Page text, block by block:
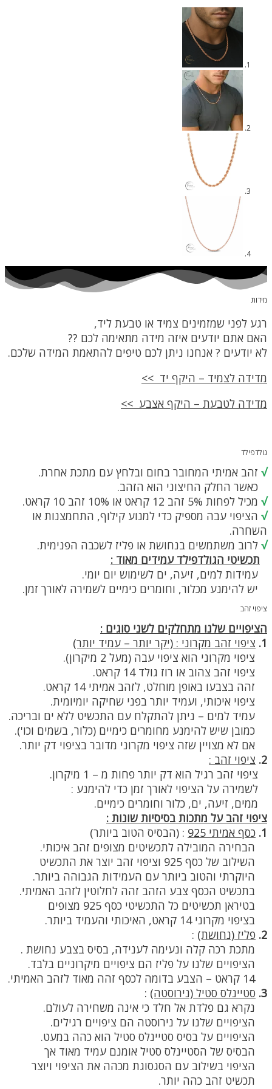
מידות
רגע לפני שמזמינים צמיד או טבעת ליד,
האם אתם יודעים איזה מידה מתאימה לכם ??
לא יודעים ? אנחנו ניתן לכם טיפים להתאמת המידה שלכם.
מדידה לצמיד – היקף יד >>
מדידה לטבעת – היקף אצבע >>
גולדפילד
√ זהב אמיתי המחובר בחום ובלחץ עם מתכת אחרת.
כאשר החלק החיצוני הוא הזהב.
√ מכיל לפחות 5% זהב 12 קראט או 10% זהב 10 קראט.
√ הציפוי עבה מספיק כדי למנוע קילוף, התחמצנות או
השחרה.
√ לרוב משתמשים בנחושת או פליז לשכבה הפנימית.
תכשיטי הגולדפילד עמידים מאוד :
עמידות למים, זיעה, ים לשימוש יום יומי.
יש להימנע מכלור, וחומרים כימיים לשמירה לאורך זמן.
ציפוי זהב
הציפויים שלנו מתחלקים לשני סוגים :
1. ציפוי זהב מקרוני : (יקר יותר – עמיד יותר)
ציפוי מקרוני הוא ציפוי עבה (מעל 2 מיקרון).
ציפוי זהב צהוב או רוז גולד 14 קראט.
זהה בצבעו באופן מוחלט, לזהב אמיתי 14 קראט.
ציפוי איכותי, ועמיד יותר בפני שחיקה יומיומית.
עמיד למים – ניתן להתקלח עם התכשיט ללא ים ובריכה.
כמובן שיש להימנע מחומרים כימיים (כלור, בשמים וכו').
אם לא מצויין שזה ציפוי מקרוני מדובר בציפוי דק יותר.
2. ציפוי זהב :
ציפוי זהב רגיל הוא דק יותר פחות מ – 1 מיקרון.
לשמירה על הציפוי לאורך זמן כדי להימנע :
ממים, זיעה, ים, כלור וחומרים כימיים.
ציפוי זהב על מתכות בסיסיות שונות :
1. כסף אמיתי 925 : (הבסיס הטוב ביותר)
הבחירה המובילה לתכשיטים מצופים זהב איכותי.
השילוב של כסף 925 וציפוי זהב יוצר את התכשיט
היוקרתי והטוב ביותר עם העמידות הגבוהה ביותר.
בתכשיט הכסף צבע הזהב זהה לחלוטין לזהב האמיתי.
בטיראן תכשיטים כל התכשיטי כסף 925 מצופים
בציפוי מקרוני 14 קראט, האיכותי והעמיד ביותר.
2. פליז (נחושת) :
מתכת רכה קלה ונעימה לענידה, בסיס בצבע נחושת .
הציפויים שלנו על פליז הם ציפויים מיקרוניים בלבד.
14 קראט – הצבע בדומה לכסף זהה מאוד לזהב האמיתי.
3. סטיינלס סטיל (נירוסטה) :
נקרא גם פלדת אל חלד כי אינה משחירה לעולם.
הציפויים שלנו על נירוסטה הם ציפויים רגילים.
הציפויים על בסיס סטיינלס סטיל הוא כהה במעט.
הבסיס של הסטיינלס סטיל אומנם עמיד מאוד אך
הציפוי בשילוב עם הסגסוגת מכהה את הציפוי ויוצר
תכשיט זהב כהה יותר.